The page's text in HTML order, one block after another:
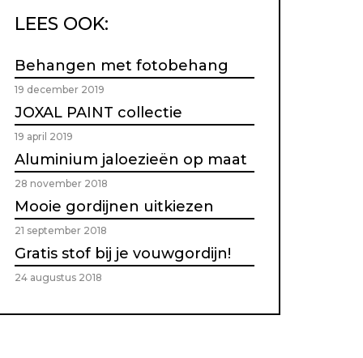
LEES OOK:
Behangen met fotobehang
19 december 2019
JOXAL PAINT collectie
19 april 2019
Aluminium jaloezieën op maat
28 november 2018
Mooie gordijnen uitkiezen
21 september 2018
Gratis stof bij je vouwgordijn!
24 augustus 2018